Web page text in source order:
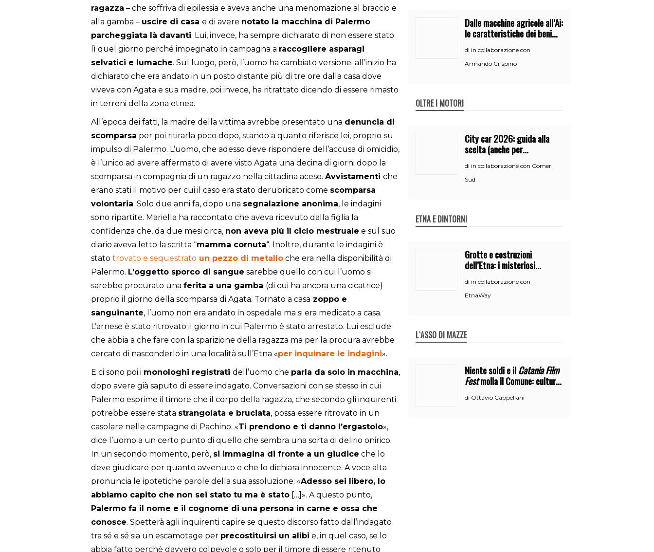
ragazza – che soffriva di epilessia e aveva anche una menomazione al braccio e
alla gamba – uscire di casa e di avere notato la macchina di Palermo
parcheggiata là davanti. Lui, invece, ha sempre dichiarato di non essere stato
lì quel giorno perché impegnato in campagna a raccogliere asparagi
selvatici e lumache. Sul luogo, però, l’uomo ha cambiato versione: all’inizio ha
dichiarato che era andato in un posto distante più di tre ore dalla casa dove
viveva con Agata e sua madre, poi invece, ha ritrattato dicendo di essere rimasto
in terreni della zona etnea.
All’epoca dei fatti, la madre della vittima avrebbe presentato una denuncia di
scomparsa per poi ritirarla poco dopo, stando a quanto riferisce lei, proprio su
impulso di Palermo. L’uomo, che adesso deve rispondere dell’accusa di omicidio,
è l’unico ad avere affermato di avere visto Agata una decina di giorni dopo la
scomparsa in compagnia di un ragazzo nella cittadina acese. Avvistamenti che
erano stati il motivo per cui il caso era stato derubricato come scomparsa
volontaria. Solo due anni fa, dopo una segnalazione anonima, le indagini
sono ripartite. Mariella ha raccontato che aveva ricevuto dalla figlia la
confidenza che, da due mesi circa, non aveva più il ciclo mestruale e sul suo
diario aveva letto la scritta “mamma cornuta“. Inoltre, durante le indagini è
stato trovato e sequestrato un pezzo di metallo che era nella disponibilità di
Palermo. L’oggetto sporco di sangue sarebbe quello con cui l’uomo si
sarebbe procurato una ferita a una gamba (di cui ha ancora una cicatrice)
proprio il giorno della scomparsa di Agata. Tornato a casa zoppo e
sanguinante, l’uomo non era andato in ospedale ma si era medicato a casa.
L’arnese è stato ritrovato il giorno in cui Palermo è stato arrestato. Lui esclude
che abbia a che fare con la sparizione della ragazza ma per la procura avrebbe
cercato di nasconderlo in una località sull’Etna «per inquinare le indagini».
E ci sono poi i monologhi registrati dell’uomo che parla da solo in macchina,
dopo avere già saputo di essere indagato. Conversazioni con se stesso in cui
Palermo esprime il timore che il corpo della ragazza, che secondo gli inquirenti
potrebbe essere stata strangolata e bruciata, possa essere ritrovato in un
casolare nelle campagne di Pachino. «Ti prendono e ti danno l’ergastolo»,
dice l’uomo a un certo punto di quello che sembra una sorta di delirio onirico.
In un secondo momento, però, si immagina di fronte a un giudice che lo
deve giudicare per quanto avvenuto e che lo dichiara innocente. A voce alta
pronuncia le ipotetiche parole della sua assoluzione: «Adesso sei libero, lo
abbiamo capito che non sei stato tu ma è stato […]». A questo punto,
Palermo fa il nome e il cognome di una persona in carne e ossa che
conosce. Spetterà agli inquirenti capire se questo discorso fatto dall’indagato
tra sé e sé sia un escamotage per precostituirsi un alibi e, in quel caso, se lo
abbia fatto perché davvero colpevole o solo per il timore di essere ritenuto
Dalle macchine agricole all’Ai:
le caratteristiche dei beni
all’iperammortamento
di in collaborazione con
Armando Crispino
OLTRE I MOTORI
City car 2026: guida alla
scelta (anche per
neopatentati)
di in collaborazione con Comer
Sud
ETNA E DINTORNI
Grotte e costruzioni
dell’Etna: i misteriosi
di in collaborazione con
EtnaWay
L`ASSO DI MAZZE
Niente soldi e ilCatania Film
Festmolla il Comune: cultura
di Ottavio Cappellani